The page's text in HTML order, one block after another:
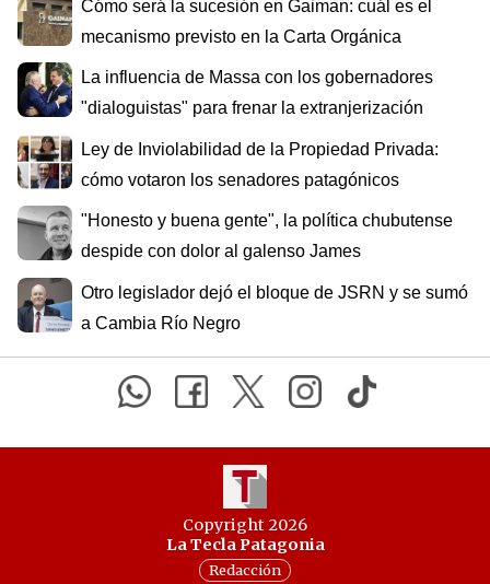
Cómo será la sucesión en Gaiman: cuál es el
mecanismo previsto en la Carta Orgánica
La influencia de Massa con los gobernadores
"dialoguistas" para frenar la extranjerización
Ley de Inviolabilidad de la Propiedad Privada:
cómo votaron los senadores patagónicos
"Honesto y buena gente", la política chubutense
despide con dolor al galenso James
Otro legislador dejó el bloque de JSRN y se sumó
a Cambia Río Negro
Copyright 2026
La Tecla Patagonia
Redacción